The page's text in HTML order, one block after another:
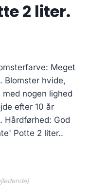
2 liter.
Meget
Blomster hvide,
nogen lighed
efter 10 år
God
Potte 2 liter..